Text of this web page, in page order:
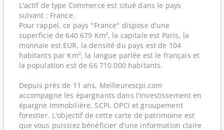
L'actif de type Commerce est situé dans le pays
suivant : France.
Pour rappel, ce pays "France" dispose d'une
superficie de 640 679 Km², la capitale est Paris, la
monnaie est EUR, la densité du pays est de 104
habitants par Km², la langue parlée est le français et
la population est de 66 710 000 habitants.
Depuis près de 11 ans, Meilleurescpi.com
accompagne les épargnants dans l'investissement en
épargne immobilière, SCPI, OPCI et groupement
forestier. L'objectif de cette carte de patrimoine est
que vous puissiez bénéficier d'une information claire